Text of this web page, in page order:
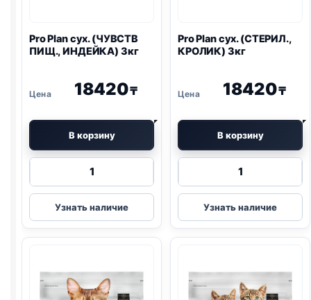
Pro Planсух. (ЧУВСТВ
ПИЩ., ИНДЕЙКА) 3кг
18420₸
В корзину
Количество
Pro
Plan
сух.
ИНДЕЙКА)
3кг
Узнать наличие
Pro Planсух. (СТЕРИЛ.,
КРОЛИК) 3кг
18420₸
В корзину
Количество
Pro
Plan
сух.
Узнать наличие